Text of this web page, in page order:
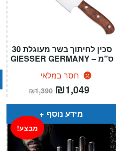
סכין לחיתוך בשר מעוגלת 30
ס"מ – GIESSER GERMANY
חסר במלאי
₪1,390 המחיר
המקורי
היה:
₪1,390.
₪1,049
הוא:
מידע נוסף
מבצע!